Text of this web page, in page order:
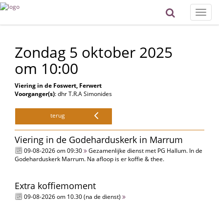
Toggle
Zondag 5 oktober 2025
om 10:00
Viering in de Foswert, Ferwert
Voorganger(s): dhr T.R.A Simonides
terug
Viering in de Godeharduskerk in Marrum
09-08-2026 om 09:30
Gezamenlijke dienst met PG Hallum. In de
Godeharduskerk Marrum. Na afloop is er koffie & thee.
Extra koffiemoment
09-08-2026 om 10.30 (na de dienst)